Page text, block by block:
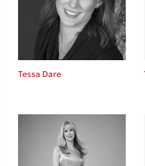
Mel Robbins
Η μέθοδος
Δημοφιλείς Συγγραφείς
Tessa Dare